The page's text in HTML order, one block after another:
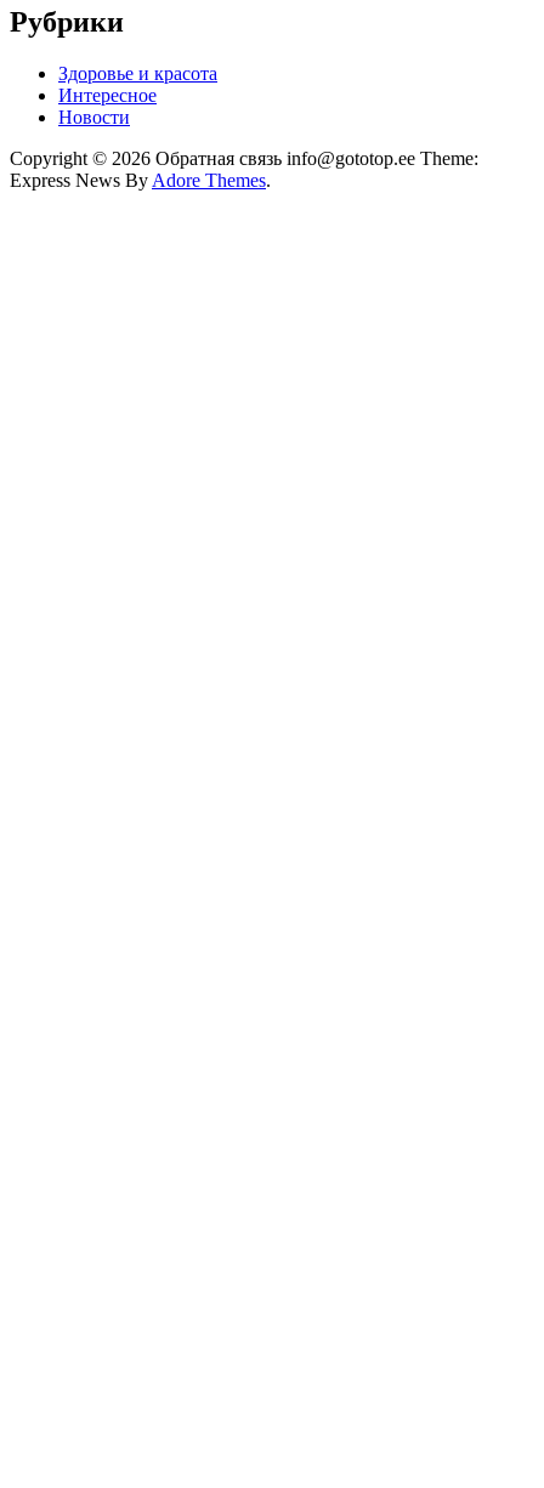
Рубрики
Здоровье и красота
Интересное
Новости
Copyright © 2026 Обратная связь info@gototop.ee Theme:
Express News By Adore Themes.